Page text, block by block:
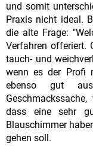
und somit
Praxis nicht ideal.
die alte Frage:
Verfahren offeriert.
tauch- und
wenn es der Profi
ebenso gut
dass eine sehr
Blauschimmer
gehen soll.